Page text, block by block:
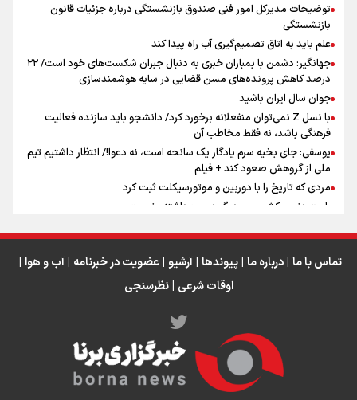
اینفو برنا / جدول کامل فاصله مرز شلمچه تا شهرهای زیارتی
عراق
اینفو برنا/ میزان مالیات بر ارزش افزوده چقدر است؟
توضیحات مدیرکل امور فنی صندوق بازنشستگی درباره جزئیات قانون
بازنشستگی
علم باید به اتاق تصمیم‌گیری آب راه پیدا کند
جهانگیر: دشمن با بمباران خبری به دنبال جبران شکست‌های خود است/ ۲۲
درصد کاهش پرونده‌های مسن قضایی در سایه هوشمندسازی
جوان سال ایران باشید
با نسل Z نمی‌توان منفعلانه برخورد کرد/ دانشجو باید سازنده فعالیت
فرهنگی باشد، نه فقط مخاطب آن
یوسفی: جای بخیه سرم یادگار یک سانحه است، نه دعوا!/ انتظار داشتیم تیم
ملی از گروهش صعود کند + فیلم
مردی که تاریخ را با دوربین و موتورسیکلت ثبت کرد
رابرت دنیرو: کشور من دیگر دوست‌داشتنی نیست
انتظار حضور تیم‌های بزرگ مثل استقلال در لیگ هستیم
تورم ۵۸ درصدی معدن / وقتی هزینه استخراج از توان قیمت‌گذاری سبقتتماس با ما | درباره ما | پیوندها | آرشیو | عضویت در خبرنامه | آب و هوا |
اوقات شرعی | نظرسنجی